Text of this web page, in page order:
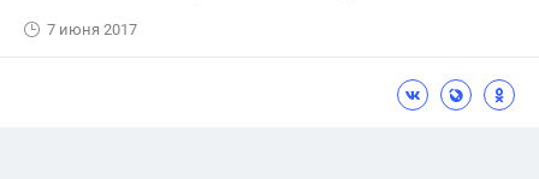
7 июня 2017